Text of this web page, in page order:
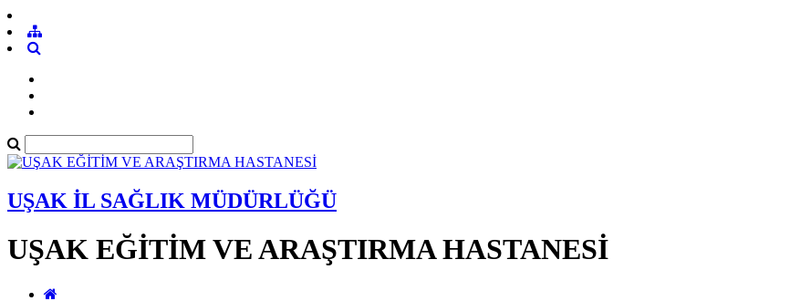
UŞAK İL SAĞLIK MÜDÜRLÜĞÜ
UŞAK EĞİTİM VE ARAŞTIRMA HASTANESİ